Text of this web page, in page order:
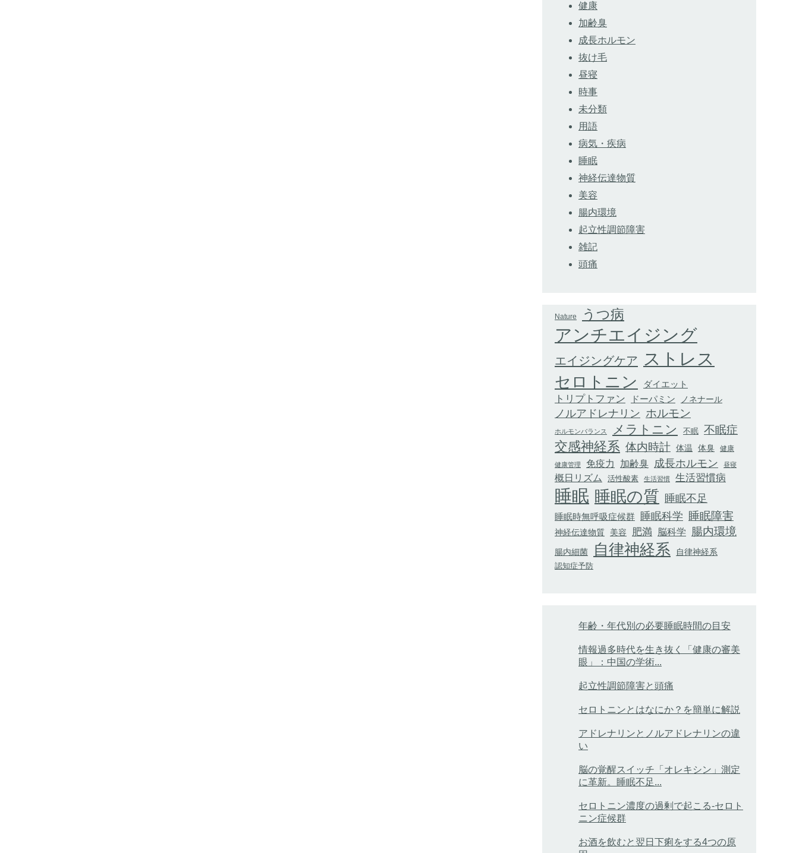
健康
加齢臭
成長ホルモン
抜け毛
昼寝
時事
未分類
用語
病気・疾病
睡眠
神経伝達物質
美容
腸内環境
起立性調節障害
雑記
頭痛
Nature うつ病
アンチエイジング
エイジングケア ストレス
セロトニン ダイエット
トリプトファン ドーパミン ノネナール
ノルアドレナリン ホルモン
ホルモンバランス メラトニン 不眠 不眠症
交感神経系 体内時計 体温 体臭 健康
健康管理 免疫力 加齢臭 成長ホルモン 昼寝
概日リズム 活性酸素 生活習慣 生活習慣病
睡眠 睡眠の質 睡眠不足
睡眠時無呼吸症候群 睡眠科学 睡眠障害
神経伝達物質 美容 肥満 脳科学 腸内環境
腸内細菌 自律神経系
自律神経系
認知症予防
年齢・年代別の必要睡眠時間の目安
情報過多時代を生き抜く「健康の審美
眼」：中国の学術...
起立性調節障害と頭痛
セロトニンとはなにか？を簡単に解説
アドレナリンとノルアドレナリンの違
い
脳の覚醒スイッチ「オレキシン」測定
に革新。睡眠不足...
セロトニン濃度の過剰で起こる-セロト
ニン症候群
お酒を飲むと翌日下痢をする4つの原